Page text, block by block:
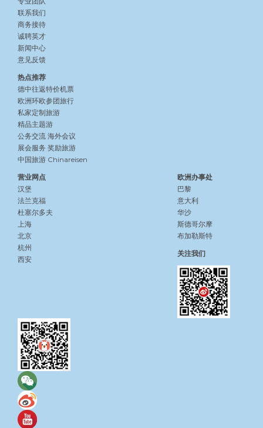
联系我们
商务接待
诚聘英才
新闻中心
意见反馈
热点推荐
德中往返特价机票
欧洲环欧参团旅行
私家定制旅游
精品主题游
公务交流 海外会议
展会服务 奖励旅游
中国旅游 Chinareisen
营业网点
汉堡
法兰克福
杜塞尔多夫
上海
北京
杭州
西安
欧洲办事处
巴黎
意大利
华沙
斯德哥尔摩
布加勒斯特
关注我们